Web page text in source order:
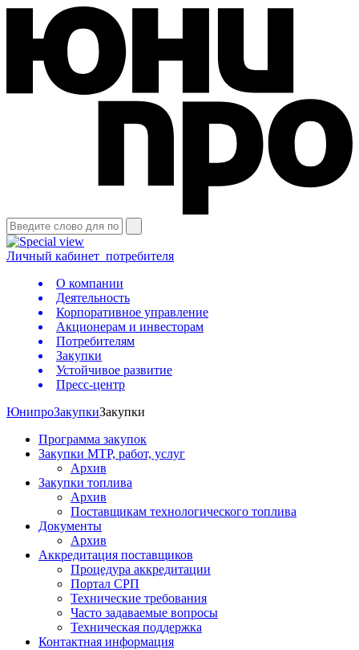
Личный кабинет потребителя
О компании
Деятельность
Корпоративное управление
Акционерам и инвесторам
Потребителям
Закупки
Устойчивое развитие
Пресс-центр
ЮнипроЗакупкиЗакупки
Программа закупок
Закупки МТР, работ, услуг
Архив
Закупки топлива
Архив
Поставщикам технологического топлива
Документы
Архив
Аккредитация поставщиков
Процедура аккредитации
Портал СРП
Технические требования
Часто задаваемые вопросы
Техническая поддержка
Контактная информация